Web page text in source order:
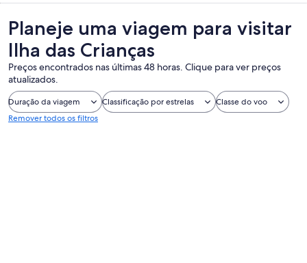
Planeje uma viagem para visitar
Ilha das Crianças
Preços encontrados nas últimas 48 horas. Clique para ver preços
atualizados.
Duração da viagem Classificação por estrelas
Classe do voo
Remover todos os filtros